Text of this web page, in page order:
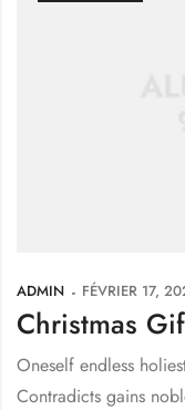
ADMIN FÉVRIER 17,
Christmas
Oneself endless
Contradicts gains